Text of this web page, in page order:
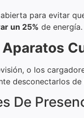
para evitar
un 25% de energía.
o los
desconectarlos
De